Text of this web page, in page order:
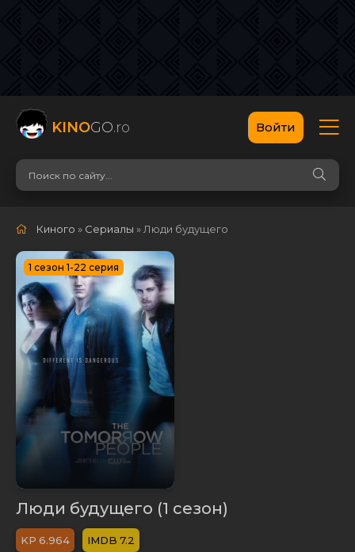
KINOGO.ro Войти
Киного » Сериалы » Люди будущего
1 сезон 1-22 серия
Люди будущего (1 сезон)
6.964 7.2